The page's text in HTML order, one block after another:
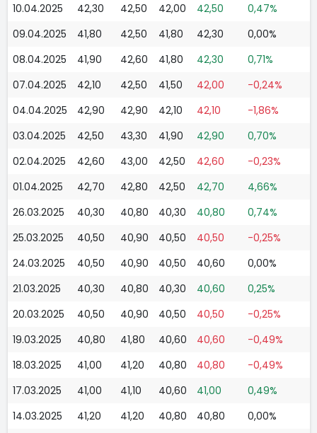
10.04.2025
42,30 42,50 42,00 42,50
0,47%
09.04.2025
41,80 42,50 41,80 42,30
0,00%
08.04.2025
41,90 42,60 41,80 42,30
0,71%
07.04.2025
42,10 42,50 41,50 42,00
-0,24%
04.04.2025
42,90 42,90 42,10 42,10
-1,86%
03.04.2025
42,50 43,30 41,90 42,90
0,70%
02.04.2025
42,60 43,00 42,50 42,60
-0,23%
01.04.2025
42,70 42,80 42,50 42,70
4,66%
26.03.2025
40,30 40,80 40,30 40,80
0,74%
25.03.2025
40,50 40,90 40,50 40,50
-0,25%
24.03.2025
40,50 40,90 40,50 40,60
0,00%
21.03.2025
40,30 40,80 40,30 40,60
0,25%
20.03.2025
40,50 40,90 40,50 40,50
-0,25%
19.03.2025
40,80 41,80 40,60 40,60
-0,49%
18.03.2025
41,00 41,20 40,80 40,80
-0,49%
17.03.2025
41,00 41,10 40,60 41,00
0,49%
14.03.2025
41,20 41,20 40,80 40,80 0,00%